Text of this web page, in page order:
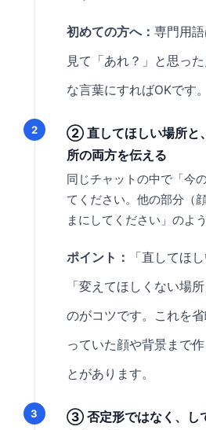
初めての方へ： 専門用
見て「あれ？」と思っ
な言葉にすればOKです。
② 直してほしい場所と
所の両方を伝える
同じチャットの中で「今
てください。他の部分（
まにしてください」のよ
ポイント：
「直してほ
「変えてほしくない場
のがコツです。これを
っていた顔や背景まで
とがあります。
③ 否定形ではなく、し